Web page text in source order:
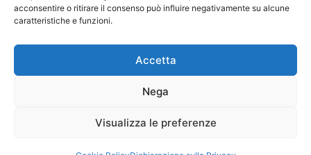
acconsentire o ritirare il consenso può influire negativamente su alcune
caratteristiche e funzioni.
Accetta
Nega
Visualizza le preferenze
CONSULENZA
DISCUSSIONE
ITALIANA
© 2026 Comunicati Stampa | Powered by